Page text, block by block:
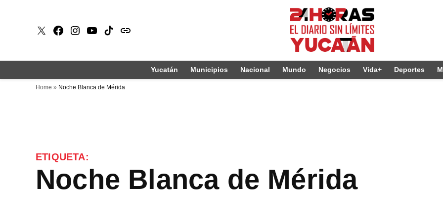
X Faceboook
Instagram
Youtube
Tiktokissuu
Yucatán Municipios Nacional Mundo Negocios Vida+ Deportes
Home » Noche Blanca de Mérida
ETIQUETA:
Noche Blanca de Mérida